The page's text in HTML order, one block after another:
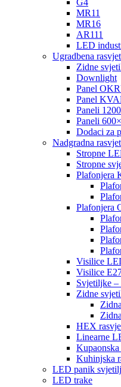
G4
MR11
MR16
AR111
LED
Ugradbena
Zidne
Downlight
Panel
Panel
Paneli
Paneli
Dodaci za
Nadgradna
Stropne
Stropne
Plafonjera
Plafonjera
Visilice
Visilice
Svjetiljke –
Zidne
HEX
Linearne
Kupaonska
Kuhinjska
LED panik
LED trake